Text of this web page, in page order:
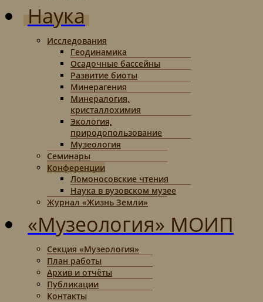
Наука
Исследования
Геодинамика
Осадочные бассейны
Развитие биоты
Минерагения
Минералогия,
кристаллохимия
Экология,
природопользование
Музеология
Семинары
Конференции
Ломоносовские чтения
Наука в вузовском музее
Журнал «Жизнь Земли»
«Музеология» МОИП
Секция «Музеология»
План работы
Архив и отчёты
Публикации
Контакты